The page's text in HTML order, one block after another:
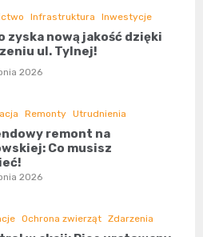
Infrastruktura Inwestycje
zyska nową jakość dzięki
ul. Tylnej!
2026
Remonty Utrudnienia
remont na
Co musisz
2026
Ochrona zwierząt Zdarzenia